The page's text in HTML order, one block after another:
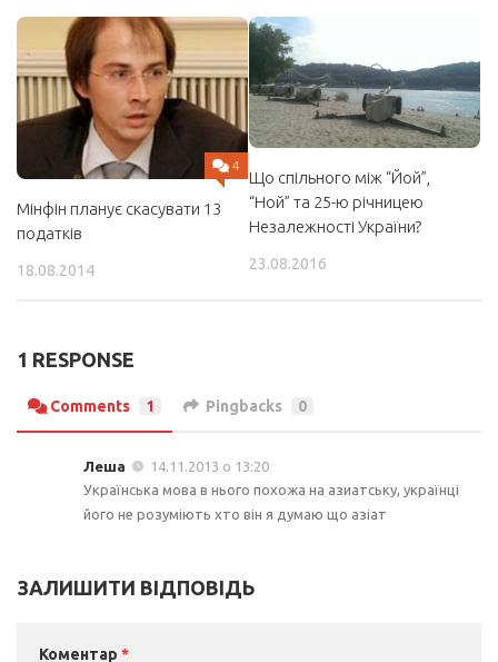
4
Мінфін планує скасувати 13
податків
18.08.2014
Що спільного між “Йой”,
“Ной” та 25-ю річницею
Незалежності України?
23.08.2016
1 RESPONSE
Comments 1 Pingbacks 0
Леша
14.11.2013 о 13:20
Українська мова в нього похожа на азиатську, українці
його не розуміють хто він я думаю що азіат
ЗАЛИШИТИ ВІДПОВІДЬ
Коментар *